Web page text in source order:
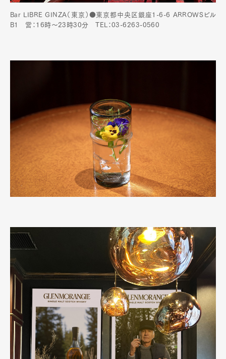
Bar LIBRE GINZA（東京）●東京都中央区銀座1-6-6 ARROWSビル
B1 営：16時～23時30分 TEL：03-6263-0560